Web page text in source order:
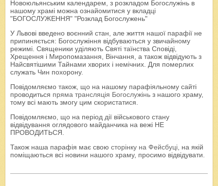
Новоюльянським календарем, з розкладом Богослужінь в
нашому храмі можна ознайомитися у вкладці
"БОГОСЛУЖЕННЯ" "Розклад Богослужень"
У Львові введено воєнний стан, але життя нашої парафії не
припиняється: Богослужіння відбуваються у звичайному
режимі. Священики уділяють Святі таїнства Сповіді,
Хрещення і Миропомазання, Вінчання, а також відвідують з
Найсвятішими Тайнами хворих і немічних. Для померлих
служать Чин похорону.
Повідомляємо також, що на нашому парафіяльному сайті
проводиться пряма трансляція Богослужінь з нашого храму,
тому всі мають змогу цим скористатися.
Повідомляємо, що на період дії військового стану
відвідування оглядового майданчика на вежі НЕ
ПРОВОДИТЬСЯ.
Також наша парафія має свою сторінку на Фейсбуці, на якій
поміщаються всі новини нашого храму, просимо відвідувати.